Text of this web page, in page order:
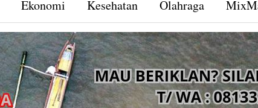
Ekonomi Kesehatan Olahraga